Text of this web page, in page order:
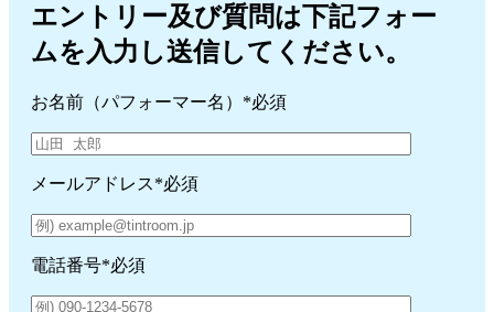
エントリー及び質問は下記フォー
ムを入力し送信してください。
お名前（パフォーマー名） *必須
メールアドレス*必須
電話番号*必須